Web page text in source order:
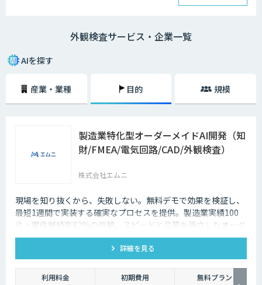
画像（もしくは良品画像）などを大量に収集して画像認識モデルの生成を
せていきます。
の判定結果を送信していくという流れです。もちろん、異常が見つかれば
外観検査サービス・企業一覧
AIを探す
産業・業種 目的 規模
製造業特化型オーダーメイドAI開発（知
財/FMEA/電気回路/CAD/外観検査）
株式会社エムニ
現場を知り抜くから、失敗しない。無料デモで効果を検証し、
最短1週間で実装する確実なプロセスを提供。製造業実績100
件・案件継続率82%の信頼。スピードと品質を両立したオーダ
ーメイドAIならエムニ。
詳細を見る
利用料金 初期費用
無料プラン